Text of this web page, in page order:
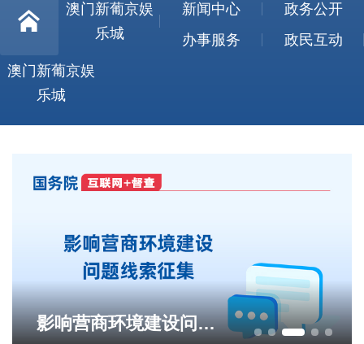
澳门新葡京娱
乐城
新闻中心
政务公开
办事服务
政民互动
澳门新葡京娱
乐城
影响营商环境建设问题线索征集